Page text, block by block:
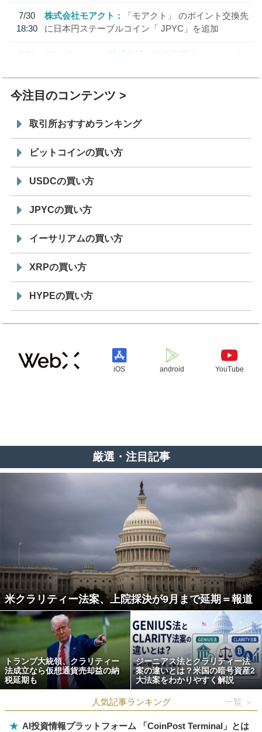
7/30
18:30
株式会社モアクト
「モアクト」 のポイント交換先
に日本円ステーブルコイン「 JPYC」を追加
7/29
SBI VCトレード株式会社
信託型円建てステーブル
今注目のコンテンツ
取引所おすすめランキング
ビットコインの買い方
USDCの買い方
JPYCの買い方
イーサリアムの買い方
XRPの買い方
HYPEの買い方
iOS android YouTube
厳選・注目記事
米クラリティー法案、上院採決が9月まで延期＝報道
トランプ大統領、クラリティー
法成立なら仮想通貨売却益の納
税延期も
ジーニアス法とクラリティー法
案の違いとは？米国の暗号資産2
大法案をわかりやすく解説
人気記事ランキング 一覧 ＞
★ AI投資情報プラットフォーム 「CoinPost Terminal」とは